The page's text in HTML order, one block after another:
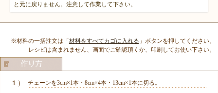
と元に戻りません。注意して作業して下さい。
※材料の一括注文は「材料をすべてカゴに入れる 」ボタンを押してください。
レシピは含まれません、画面でご確認頂くか、印刷してお使い下さい。
１） チェーンを3cm×1本・8cm×4本・13cm×1本に切る。